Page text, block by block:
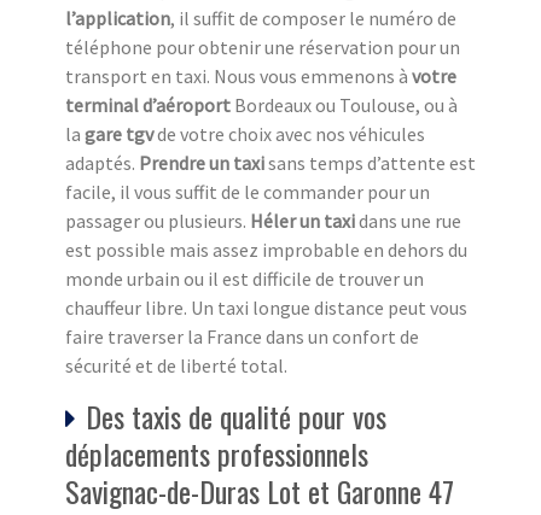
l’application, il suffit de composer le numéro de
téléphone pour obtenir une réservation pour un
transport en taxi. Nous vous emmenons à votre
terminal d’aéroport Bordeaux ou Toulouse, ou à
la gare tgvde votre choix avec nos véhicules
adaptés. Prendre un taxisans temps d’attente est
facile, il vous suffit de le commander pour un
passager ou plusieurs. Héler un taxidans une rue
est possible mais assez improbable en dehors du
monde urbain ou il est difficile de trouver un
chauffeur libre. Un taxi longue distance peut vous
faire traverser la France dans un confort de
sécurité et de liberté total.
Des taxis de qualité pour vos
déplacements professionnels
Savignac-de-Duras Lot et Garonne 47